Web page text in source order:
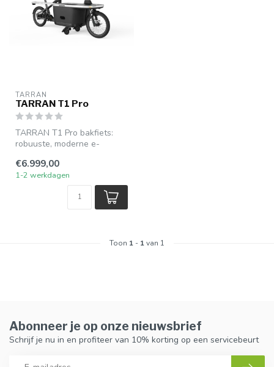
TARRAN
TARRAN T1 Pro
TARRAN T1 Pro bakfiets:
robuuste, moderne e-
elektrische o...
€6.999,00
1-2 werkdagen
Toon 1 - 1van 1
Abonneer je op onze nieuwsbrief
Schrijf je nu in en profiteer van 10% korting op een servicebeurt